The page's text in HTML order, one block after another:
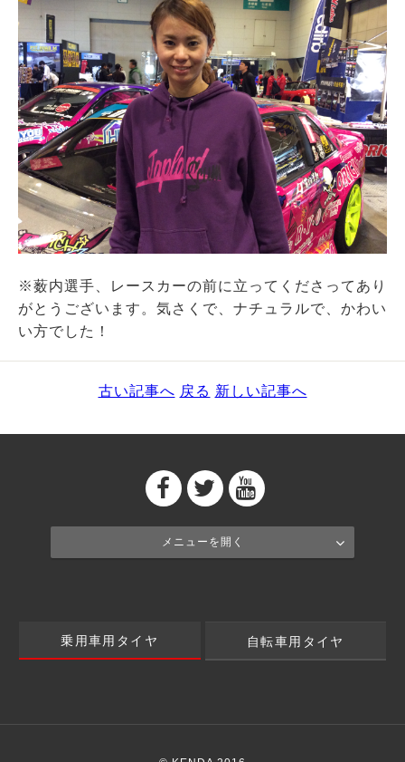
※薮内選手、レースカーの前に立ってくださってあり
がとうございます。気さくで、ナチュラルで、かわい
い方でした！
古い記事へ 戻る 新しい記事へ
メニューを開く
乗用車用タイヤ 自転車用タイヤ